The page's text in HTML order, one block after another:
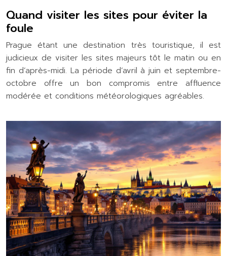
Quand visiter les sites pour éviter la
foule
Prague étant une destination très touristique, il est
judicieux de visiter les sites majeurs tôt le matin ou en
fin d’après-midi. La période d’avril à juin et septembre-
octobre offre un bon compromis entre affluence
modérée et conditions météorologiques agréables.